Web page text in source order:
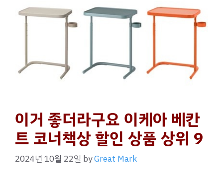
이거 좋더라구요 이케아 베칸
트 코너책상 할인 상품 상위 9
2024년 10월 22일 byGreat Mark